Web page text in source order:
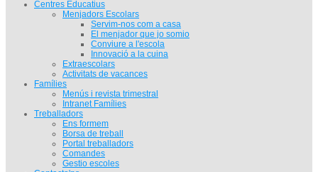
Centres Educatius
Menjadors Escolars
Servim-nos com a casa
El menjador que jo somio
Conviure a l'escola
Innovació a la cuina
Extraescolars
Activitats de vacances
Famílies
Menús i revista trimestral
Intranet Famílies
Treballadors
Ens formem
Borsa de treball
Portal treballadors
Comandes
Gestio escoles